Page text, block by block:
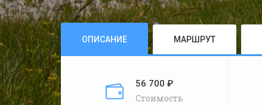
ОПИСАНИЕ МАРШРУТ
56 700 ₽
Стоимость